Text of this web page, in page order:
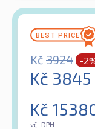
Kč 3924 -
Kč 3845
Kč
vč. DPH